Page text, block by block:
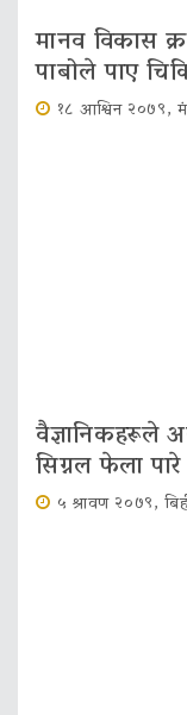
मानव विकास
पाबोले पाए
१८ आश्विन २०७९,
वैज्ञानिकहरूले
सिग्नल फेला पारे
५ श्रावण २०७९,